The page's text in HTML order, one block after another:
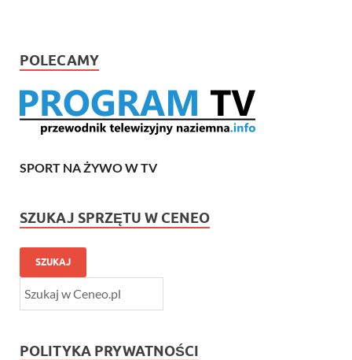
POLECAMY
SPORT NA ŻYWO W TV
SZUKAJ SPRZĘTU W CENEO
SZUKAJ
POLITYKA PRYWATNOŚCI